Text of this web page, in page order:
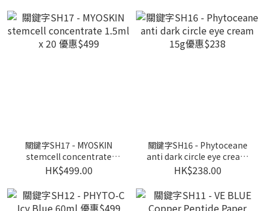
關鍵字SH17 - MYOSKIN
stemcell concentrate
1.5ml x 20 優惠$499
HK$499.00
關鍵字SH16 - Phytoceane
anti dark circle eye cream
15g優惠$238
HK$238.00